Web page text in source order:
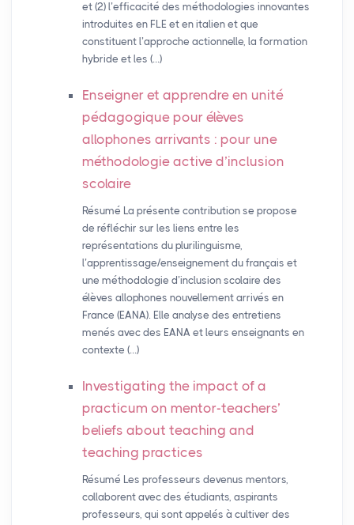
et (2) l’efficacité des méthodologies innovantes
introduites en FLE et en italien et que
constituent l’approche actionnelle, la formation
hybride et les (…)
Enseigner et apprendre en unité
pédagogique pour élèves
allophones arrivants : pour une
méthodologie active d’inclusion
scolaire
Résumé La présente contribution se propose
de réfléchir sur les liens entre les
représentations du plurilinguisme,
l’apprentissage/enseignement du français et
une méthodologie d’inclusion scolaire des
élèves allophones nouvellement arrivés en
France (EANA). Elle analyse des entretiens
menés avec des EANA et leurs enseignants en
contexte (…)
Investigating the impact of a
practicum on mentor-teachers’
beliefs about teaching and
teaching practices
Résumé Les professeurs devenus mentors,
collaborent avec des étudiants, aspirants
professeurs, qui sont appelés à cultiver des